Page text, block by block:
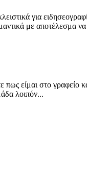
για
με αποτέλεσμα
πως είμαι στο
λοιπόν...